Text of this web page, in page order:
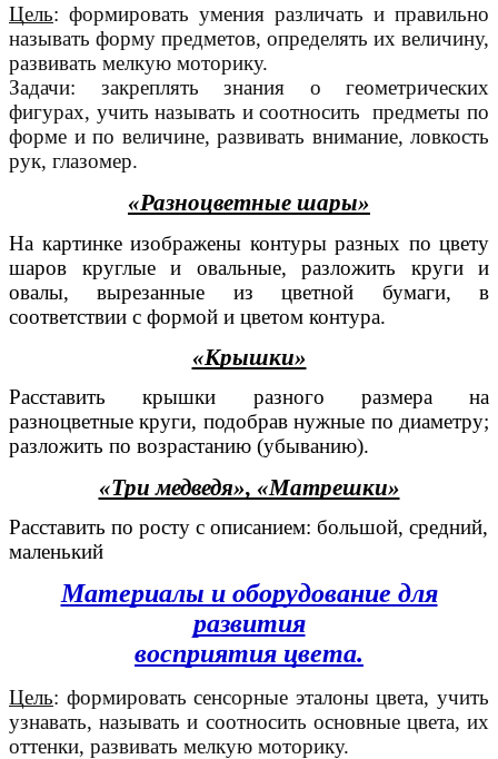
Цель: формировать умения различать и правильно
называть форму предметов, определять их величину,
развивать мелкую моторику.
Задачи: закреплять знания о геометрических
фигурах, учить называть и соотносить предметы по
форме и по величине, развивать внимание, ловкость
рук, глазомер.
«Разноцветные шары»
На картинке изображены контуры разных по цвету
шаров круглые и овальные, разложить круги и
овалы, вырезанные из цветной бумаги, в
соответствии с формой и цветом контура.
«Крышки»
Расставить крышки разного размера на
разноцветные круги, подобрав нужные по диаметру;
разложить по возрастанию (убыванию).
«Три медведя», «Матрешки»
Расставить по росту с описанием: большой, средний,
маленький
Материалы и оборудование для
развития
восприятия цвета.
Цель: формироватьсенсорные эталоны цвета, учить
узнавать, называть и соотносить основные цвета, их
оттенки, развивать мелкую моторику.